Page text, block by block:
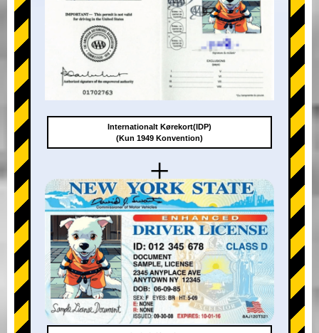
+
Internationalt Kørekort(IDP)
(Kun 1949 Konvention)